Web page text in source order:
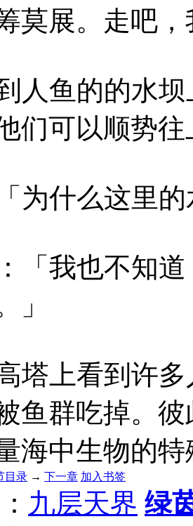
莫展。走吧
人鱼的的水坝
们可以顺势往
为什么这里的
「我也不知道
」
塔上看到许多
鱼群吃掉。
海中生物的
目录 → 下一章 加入书签
九层天界 绿